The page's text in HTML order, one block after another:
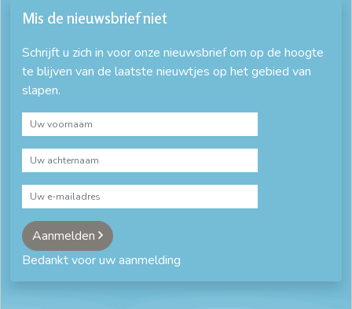
Mis de nieuwsbrief niet
Schrijft u zich in voor onze nieuwsbrief om op de hoogte
te blijven van de laatste nieuwtjes op het gebied van
slapen.
Aanmelden
Bedankt voor uw aanmelding